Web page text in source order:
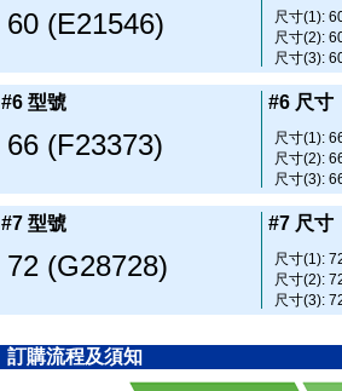
60 (E21546)
尺寸(1):
尺寸(2):
尺寸(3):
#6 型號
66 (F23373)
#6 尺寸
尺寸(1):
尺寸(2):
尺寸(3):
#7 型號
72 (G28728)
#7 尺寸
尺寸(1):
尺寸(2):
尺寸(3):
訂購流程及須知